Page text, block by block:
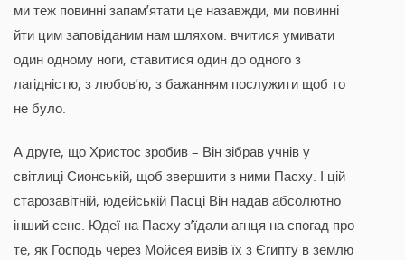
ми теж повинні запам’ятати це назавжди, ми повинні
йти цим заповіданим нам шляхом: вчитися умивати
один одному ноги, ставитися один до одного з
лагідністю, з любов’ю, з бажанням послужити щоб то
не було.
А друге, що Христос зробив – Він зібрав учнів у
світлиці Сионській, щоб звершити з ними Пасху. І цій
старозавітній, юдейській Пасці Він надав абсолютно
інший сенс. Юдеї на Пасху з’їдали агнця на спогад про
те, як Господь через Мойсея вивів їх з Єгипту в землю